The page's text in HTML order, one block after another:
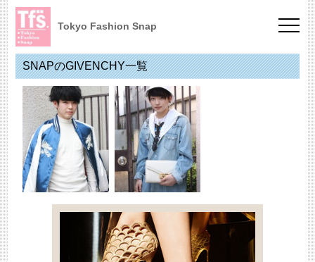
Tokyo Fashion Snap
SNAPのGIVENCHY一覧